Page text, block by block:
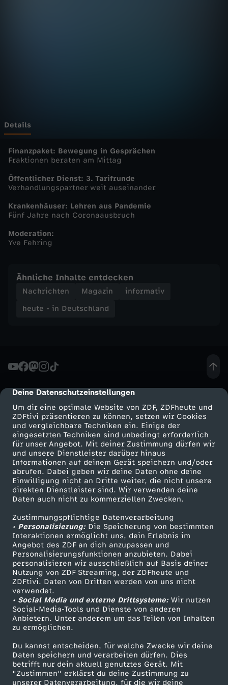
cmp-dialog-description
Deine Datenschutzeinstellungen
Um dir eine optimale Website von ZDF, ZDFheute und
ZDFtivi präsentieren zu können, setzen wir Cookies
und vergleichbare Techniken ein. Einige der
eingesetzten Techniken sind unbedingt erforderlich
für unser Angebot. Mit deiner Zustimmung dürfen wir
und unsere Dienstleister darüber hinaus
Informationen auf deinem Gerät speichern und/oder
abrufen. Dabei geben wir deine Daten ohne deine
Einwilligung nicht an Dritte weiter, die nicht unsere
direkten Dienstleister sind. Wir verwenden deine
Daten auch nicht zu kommerziellen Zwecken.
Zustimmungspflichtige Datenverarbeitung
• Personalisierung:Die Speicherung von bestimmten
Interaktionen ermöglicht uns, dein Erlebnis im
Angebot des ZDF an dich anzupassen und
Personalisierungsfunktionen anzubieten. Dabei
personalisieren wir ausschließlich auf Basis deiner
Nutzung von ZDF Streaming, der ZDFheute und
ZDFtivi. Daten von Dritten werden von uns nicht
verwendet.
• Social Media und externe Drittsysteme:Wir nutzen
Social-Media-Tools und Dienste von anderen
Anbietern. Unter anderem um das Teilen von Inhalten
zu ermöglichen.
Du kannst entscheiden, für welche Zwecke wir deine
Daten speichern und verarbeiten dürfen. Dies
betrifft nur dein aktuell genutztes Gerät. Mit
"Zustimmen" erklärst du deine Zustimmung zu
unserer Datenverarbeitung, für die wir deine
s
c
h
l
n
d
-
u
t
e
-
i
n
D
e
u
t
s
c
h
Details
Finanzpaket: Bewegung in Gesprächen
Fraktionen beraten am Mittag
Öffentlicher Dienst: 3. Tarifrunde
Verhandlungspartner weit auseinander
Krankenhäuser: Lehren aus Pandemie
Fünf Jahre nach Coronaausbruch
Moderation:
Yve Fehring
Ähnliche Inhalte entdecken
Nachrichten Magazin
informativ
heute - in Deutschland
Mehr ZDF
ZDF-Apps
Smart TV
ZDFtext
Livestreams
Sendungen A-Z
TV-Programm
Service
ZDFmitreden
Kontakt zum ZDF
Tickets
Zuschauerservice
Hilfe
ZDF Unternehmen
Karriere
ZDF goes Schule
Werbefernsehen